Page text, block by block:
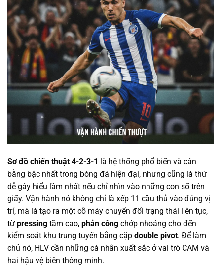
Sơ đồ chiến thuật 4-2-3-1 là hệ thống phổ biến và cân
bằng bậc nhất trong bóng đá hiện đại, nhưng cũng là thứ
dễ gây hiểu lầm nhất nếu chỉ nhìn vào những con số trên
giấy. Vận hành nó không chỉ là xếp 11 cầu thủ vào đúng vị
trí, mà là tạo ra một cỗ máy chuyển đổi trạng thái liên tục,
từ pressing tầm cao, phản công chớp nhoáng cho đến
kiểm soát khu trung tuyến bằng cặp double pivot. Để làm
chủ nó, HLV cần những cá nhân xuất sắc ở vai trò CAM và
hai hậu vệ biên thông minh.